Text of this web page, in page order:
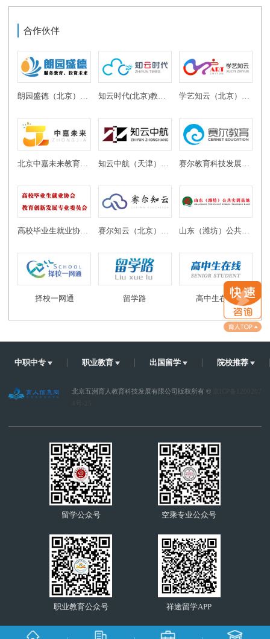
合作伙伴
朗园盛德（北京）教育投资有限公司 知云时代(北京)教育科技有限公司 学艺知云（北京）教育科技有限公司
高校毕业生就业协会教育创新发展专业委员会 赛尔知云（北京）教育科技有限公司 山东（潍坊）公共实训基地
择校一网通 留学路 高中生在线
中职中专 职业教育 出国留学 院校推荐
北京五洲育人教育科技发展有限公司版权所有 ©
京ICP备1200207
4号-25
空乘专业公众号
留学公众号
祥途留学APP
职业教育公众号